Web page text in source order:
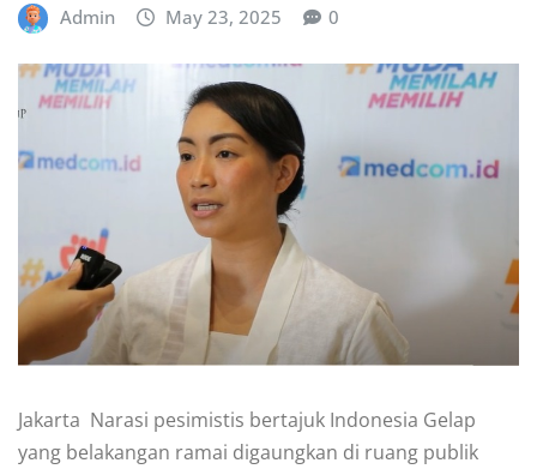
Admin May 23, 2025 0
Jakarta  Narasi pesimistis bertajuk Indonesia Gelap
yang belakangan ramai digaungkan di ruang publik